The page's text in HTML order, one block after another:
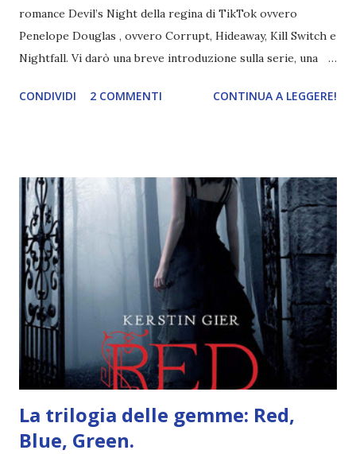
romance Devil’s Night della regina di TikTok ovvero
Penelope Douglas , ovvero Corrupt, Hideaway, Kill Switch e
Nightfall. Vi darò una breve introduzione sulla serie, una
e anche un breve commento sui libri singoli. I libri sono in
grande (Devil's Night 1#) Autrice : Penelope Douglas
Pagine: 448 Editore: Newton Compton Editori
Pubblicazione: 10 Gennaio 2023 Traduttore: Laura Lancini
Trama: “Si chiama Michael Crist. È il fratello maggiore del
mio ragazzo ed è come quei film dell'orrore che guardi
coprendoti gli occhi. È bellissimo, forte, e assolutamente
terrificante. Non mi vede neppure. Ma io l'ho notato. L'ho
visto, l'ho sentito. Le cose che ha fatto, i misfatti ch...
CONDIVIDI 2 COMMENTI CONTINUA A LEGGERE!
La trilogia delle gemme: Red,
Blue, Green.